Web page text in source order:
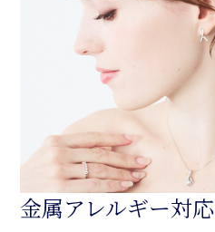
金属アレルギー対応